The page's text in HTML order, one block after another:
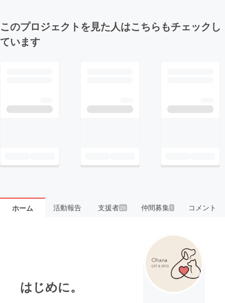
このプロジェクトを見た人はこちらもチェックし
ています
ホーム 活動報告 支援者 20 仲間募集 1 コメント
はじめに。